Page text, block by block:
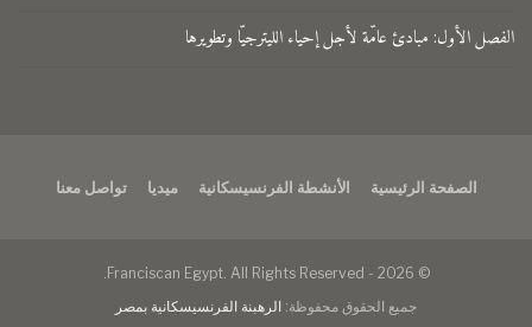
الفصل الأول: مبادئ عامّة لأجل إحياء الليترجيّا وتطويرها
الصفحة الرئيسية الأنشطة الفرنسيسكانية ميديا تواصل معنا
© 2026 - Franciscan Egypt. All Rights Reserved.
جميع الحقوق محفوظة: الرهبنة الفرنسيسكانية بمصر